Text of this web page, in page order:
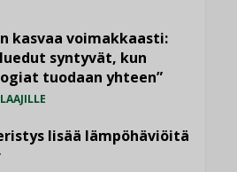
kasvaa voimakkaasti:
syntyvät, kun
tuodaan yhteen”
lisää lämpöhäviöitä